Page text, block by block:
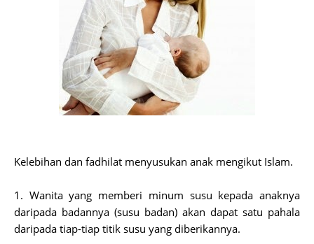
Kelebihan dan fadhilat menyusukan anak mengikut Islam.
1. Wanita yang memberi minum susu kepada anaknya
daripada badannya (susu badan) akan dapat satu pahala
daripada tiap-tiap titik susu yang diberikannya.